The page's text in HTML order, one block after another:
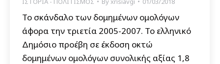
Το σκάνδαλο των δομημένων ομολόγων
άφορα την τριετία 2005-2007. Το ελληνικό
Δημόσιο προέβη σε έκδοση οκτώ
δομημένων ομολόγων συνολικής αξίας 1,8